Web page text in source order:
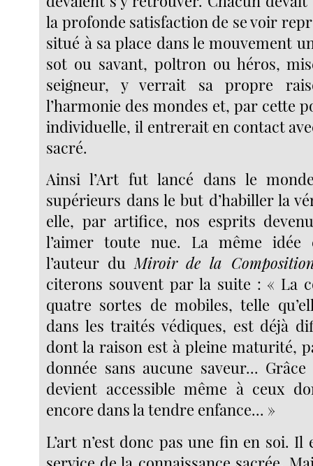
la profonde satisfaction de se voir
situé à sa place dans le mouvement
sot ou savant, poltron ou héros,
seigneur, y verrait sa propre
l’harmonie des mondes et, par cette
individuelle, il entrerait en contact
sacré.
Ainsi l’Art fut lancé dans le
supérieurs dans le but d’habiller la
elle, par artifice, nos esprits
l’aimer toute nue. La même
l’auteur duMiroir de la
citerons souvent par la suite : « La
quatre sortes de mobiles, telle
dans les traités védiques, est déjà
dont la raison est à pleine maturité,
donnée sans aucune saveur...
devient accessible même à ceux
encore dans la tendre enfance... »
L’art n’est donc pas une fin en soi. Il